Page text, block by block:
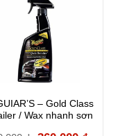
– Gold Class
/ Wax nhanh sơn